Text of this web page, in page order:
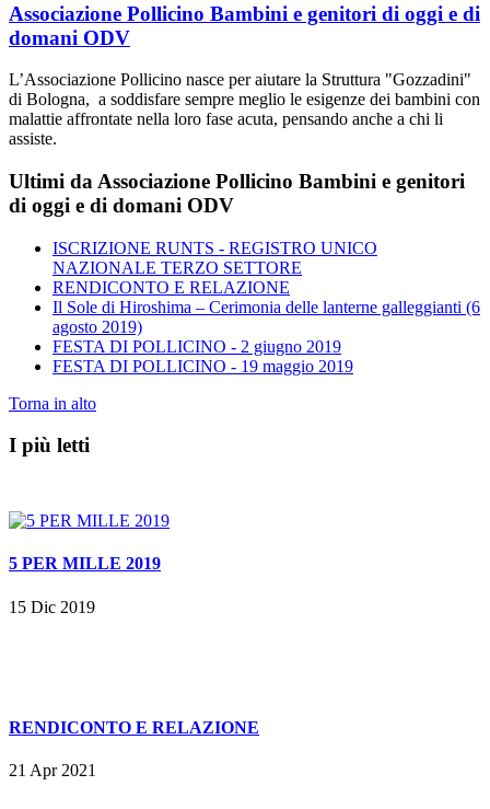
Associazione Pollicino Bambini e genitori di oggi e di
domani ODV
L’Associazione Pollicino nasce per aiutare la Struttura "Gozzadini"
di Bologna, a soddisfare sempre meglio le esigenze dei bambini con
malattie affrontate nella loro fase acuta, pensando anche a chi li
assiste.
Ultimi da Associazione Pollicino Bambini e genitori
di oggi e di domani ODV
ISCRIZIONE RUNTS - REGISTRO UNICO
NAZIONALE TERZO SETTORE
RENDICONTO E RELAZIONE
Il Sole di Hiroshima – Cerimonia delle lanterne galleggianti (6
agosto 2019)
FESTA DI POLLICINO - 2 giugno 2019
FESTA DI POLLICINO - 19 maggio 2019
Torna in alto
I più letti
5 PER MILLE 2019
15 Dic 2019
RENDICONTO E RELAZIONE
21 Apr 2021